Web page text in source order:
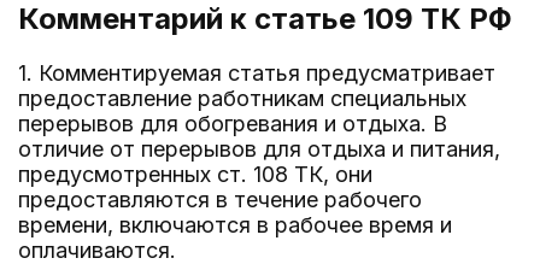
Комментарий к статье 109 ТК РФ
1. Комментируемая статья предусматривает
предоставление работникам специальных
перерывов для обогревания и отдыха. В
отличие от перерывов для отдыха и питания,
предусмотренных ст. 108 ТК, они
предоставляются в течение рабочего
времени, включаются в рабочее время и
оплачиваются.